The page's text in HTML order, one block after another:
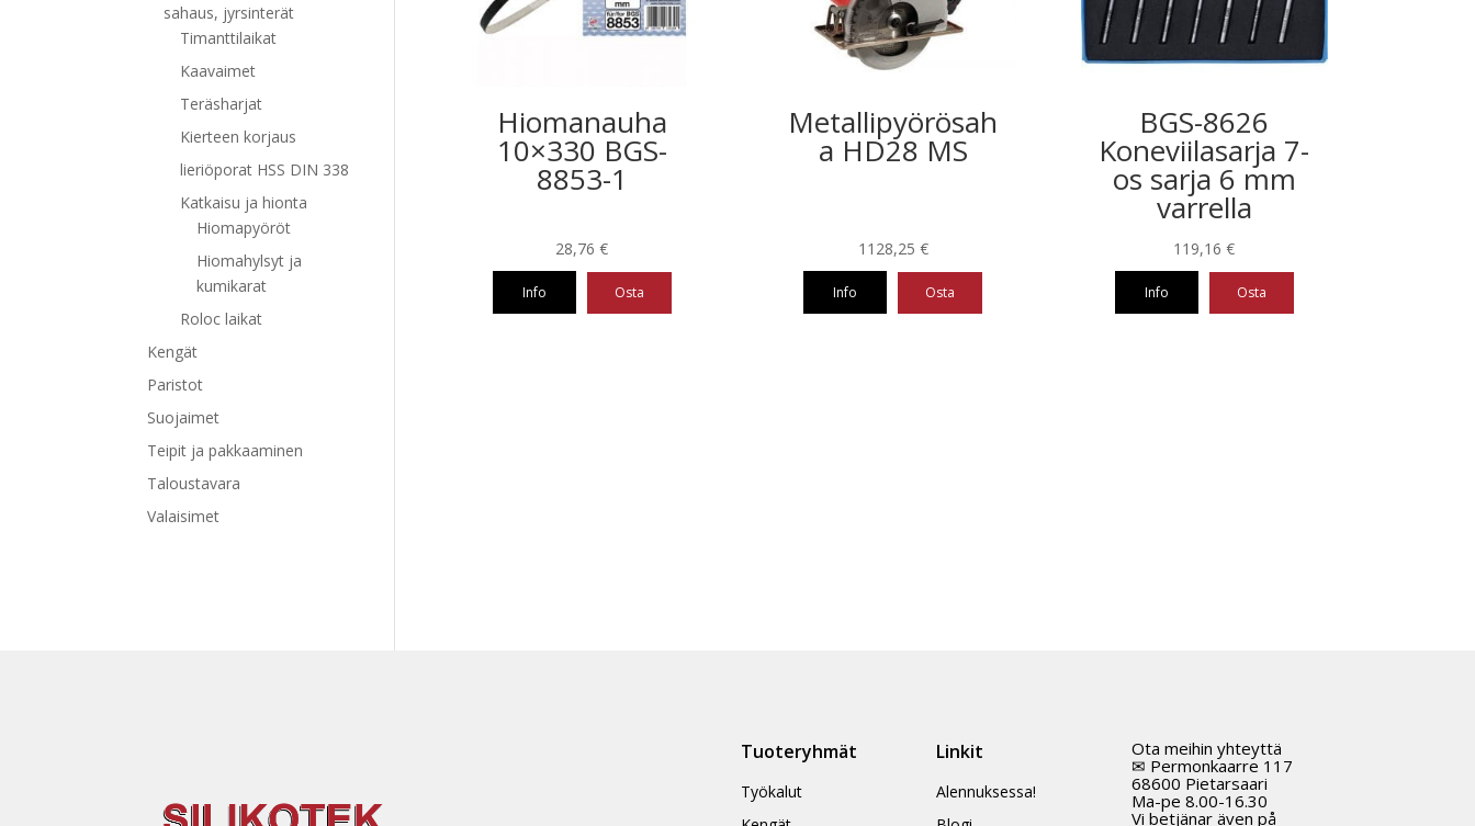
Hiomanauha
10×330 BGS-
8853-1
28,76€
Info Osta
Metallipyörösah
a HD28 MS
1128,25 €
Info Osta
BGS-8626
Koneviilasarja 7-
os sarja 6 mm
varrella
119,16€
Info Osta
sahaus, jyrsinterät
Timanttilaikat
Kaavaimet
Teräsharjat
Kierteen korjaus
lieriöporat HSS DIN 338
Katkaisu ja hionta
Hiomapyöröt
Hiomahylsyt ja
kumikarat
Roloc laikat
Kengät
Paristot
Suojaimet
Teipit ja pakkaaminen
Taloustavara
Valaisimet
Tuoteryhmät
Työkalut
Linkit
Alennuksessa!
Ota meihin yhteyttä
✉ Permonkaarre 117
68600 Pietarsaari
Ma-pe 8.00-16.30
Vi betjänar även på